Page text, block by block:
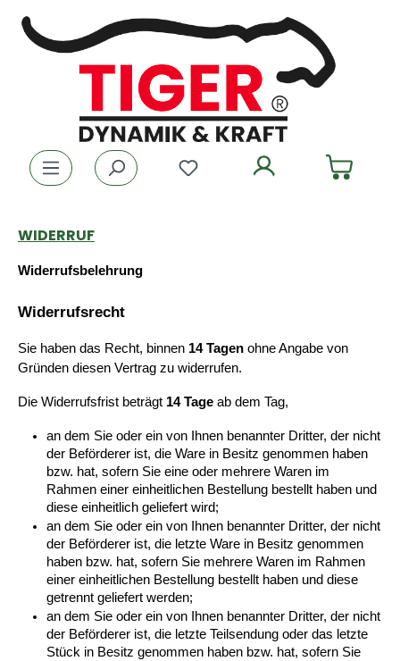
Zum Hauptinhalt springen
Du hast 0 Produkte auf
WIDERRUF
Widerrufsbelehrung
Widerrufsrecht
Sie haben das Recht, binnen 14 Tagen ohne Angabe von
Gründen diesen Vertrag zu widerrufen.
Die Widerrufsfrist beträgt 14 Tage ab dem Tag,
an dem Sie oder ein von Ihnen benannter Dritter, der nicht
der Beförderer ist, die Ware in Besitz genommen haben
bzw. hat, sofern Sie eine oder mehrere Waren im
Rahmen einer einheitlichen Bestellung bestellt haben und
diese einheitlich geliefert wird;
an dem Sie oder ein von Ihnen benannter Dritter, der nicht
der Beförderer ist, die letzte Ware in Besitz genommen
haben bzw. hat, sofern Sie mehrere Waren im Rahmen
einer einheitlichen Bestellung bestellt haben und diese
getrennt geliefert werden;
an dem Sie oder ein von Ihnen benannter Dritter, der nicht
der Beförderer ist, die letzte Teilsendung oder das letzte
Stück in Besitz genommen haben bzw. hat, sofern Sie